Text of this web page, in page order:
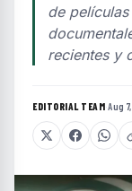
de
recientes y
EDITORIAL TEAM·Aug